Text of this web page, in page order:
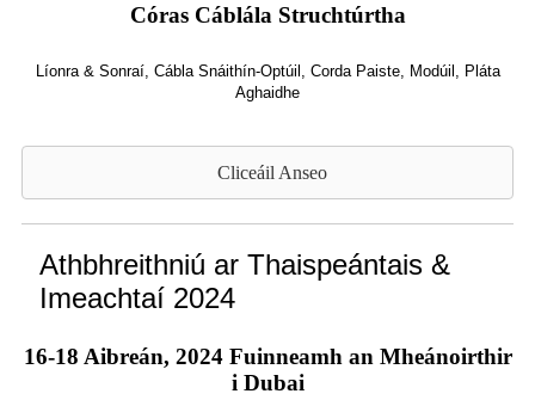
Córas Cáblála Struchtúrtha
Líonra & Sonraí, Cábla Snáithín-Optúil, Corda Paiste, Modúil, Pláta
Aghaidhe
Cliceáil Anseo
Athbhreithniú ar Thaispeántais &
Imeachtaí 2024
16-18 Aibreán, 2024 Fuinneamh an Mheánoirthir
i Dubai